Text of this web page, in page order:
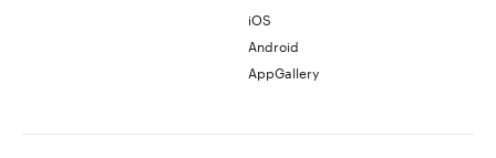
iOS
Android
AppGallery